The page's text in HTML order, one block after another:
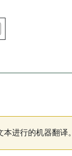
本进行的机器翻译。